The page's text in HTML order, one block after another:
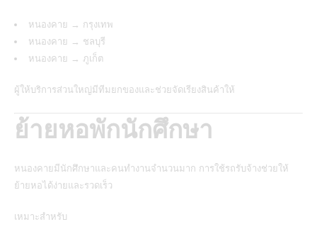
หนองคาย → กรุงเทพ
หนองคาย → ชลบุรี
หนองคาย → ภูเก็ต
ผู้ให้บริการส่วนใหญ่มีทีมยกของและช่วยจัดเรียงสินค้าให้
ย้ายหอพักนักศึกษา
หนองคายมีนักศึกษาและคนทำงานจำนวนมาก การใช้รถรับจ้างช่วยให้
ย้ายหอได้ง่ายและรวดเร็ว
เหมาะสำหรับ